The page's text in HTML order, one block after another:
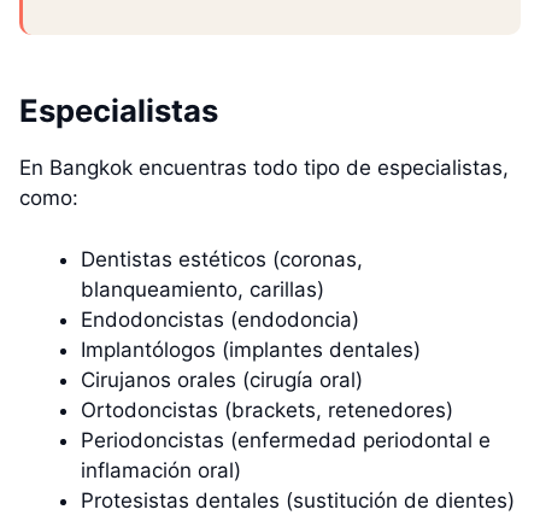
Especialistas
En Bangkok encuentras todo tipo de especialistas,
como:
Dentistas estéticos (coronas,
blanqueamiento, carillas)
Endodoncistas (endodoncia)
Implantólogos (implantes dentales)
Cirujanos orales (cirugía oral)
Ortodoncistas (brackets, retenedores)
Periodoncistas (enfermedad periodontal e
inflamación oral)
Protesistas dentales (sustitución de dientes)